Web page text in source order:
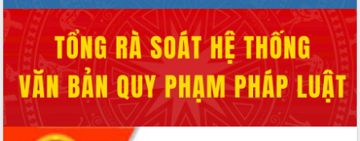
giải ngân vốn khắc phục thiên tai
HĐND tỉnh thông qua điều chỉnh Quy
hoạch tỉnh thời kỳ 2021-2030
Hội thảo góp ý hồ sơ điều chỉnh quy
hoạch tỉnh Đắk Lắk thời kỳ 2021-2030,
tầm nhìn đến năm 2050
Nâng cao hiệu quả hoạt động của các
doanh nghiệp nhà nước